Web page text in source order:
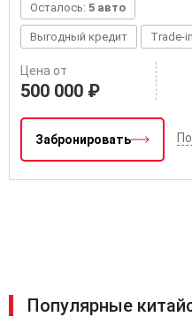
Осталось: 5 авто
Выгодный кредит Trade-in
Цена от
500 000 ₽
Забронировать
Популярные